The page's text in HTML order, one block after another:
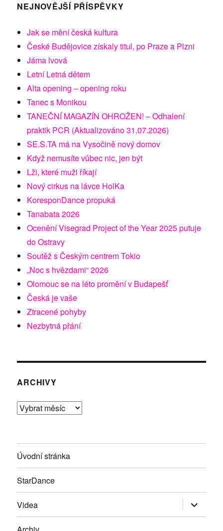
NEJNOVĚJŠÍ PŘÍSPĚVKY
Jak se mění česká kultura
České Budějovice získaly titul, po Praze a Plzni
Jáma lvová
Letní Letná dětem
Alta opening – opening roku
Tanec s Monikou
TANEČNÍ MAGAZÍN OHROŽEN! – Odhalení
praktik PCR (Aktualizováno 31.07.2026)
SE.S.TA má na Vysočině nový domov
Když nemusíte vůbec nic, jen být
Lži, které muži říkají
Nový cirkus na lávce HolKa
KoresponDance propuká
Tanabata 2026
Ocenění Visegrad Project of the Year 2025 putuje
do Ostravy
Soutěž s Českým centrem Tokio
„Noc s hvězdami“ 2026
Olomouc se na léto promění v Budapešť
Česká je vaše
Ztracené pohyby
Nezbytná přání
ARCHIVY
Archivy
Úvodní stránka
StarDance
Videa Zobrazit
položky